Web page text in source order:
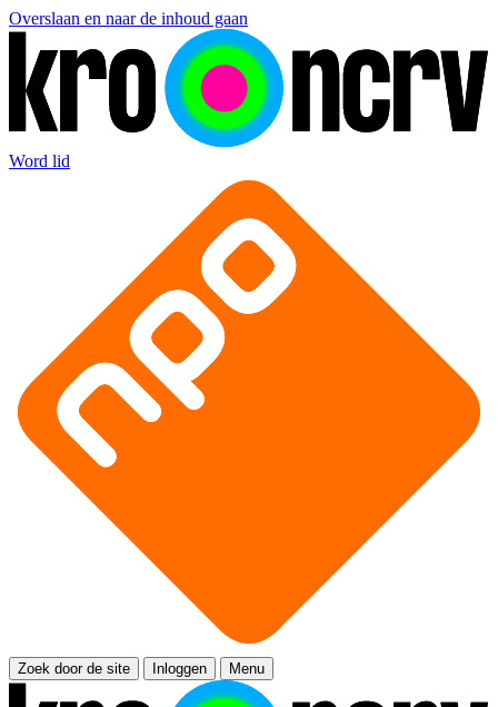
Overslaan en naar de inhoud gaan
Word lid
Zoek door de site Inloggen Menu